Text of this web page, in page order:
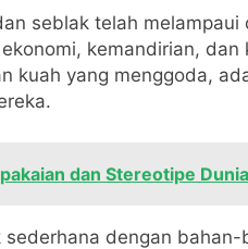
seblak telah
kemandirian,
kuah yang menggoda,
dan Stereotipe
sederhana dengan